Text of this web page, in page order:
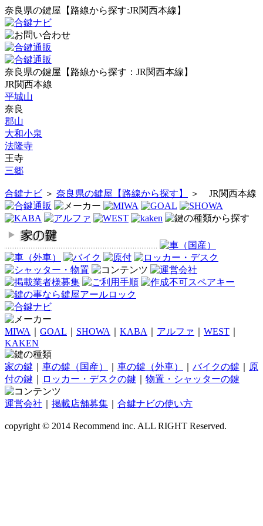
奈良県の鍵屋【路線から探す:JR関西本線】
奈良県の鍵屋【路線から探す：JR関西本線】
JR関西本線
平城山
奈良
郡山
大和小泉
法隆寺
王寺
三郷
合鍵ナビ ＞ 奈良県の鍵屋【路線から探す】 ＞ JR関西本線
MIWA GOAL SHOWA KABA アルファ WEST
KAKEN
家の鍵 車の鍵（国産） 車の鍵（外車） バイクの鍵
原
付の鍵
ロッカー・デスクの鍵 物置・シャッターの鍵
運営会社 掲載店舗募集 合鍵ナビの使い方
copyright © 2014 Recommend inc. ALL RIGHT Reserved.